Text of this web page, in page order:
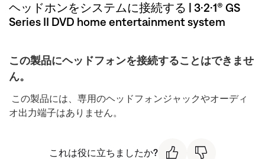
ヘッドホンをシステムに接続する | 3·2·1® GS
Series II DVD home entertainment system
この製品にヘッドフォンを接続することはできませ
ん。
この製品には、専用のヘッドフォンジャックやオーディ
オ出力端子はありません。
これは役に立ちましたか?